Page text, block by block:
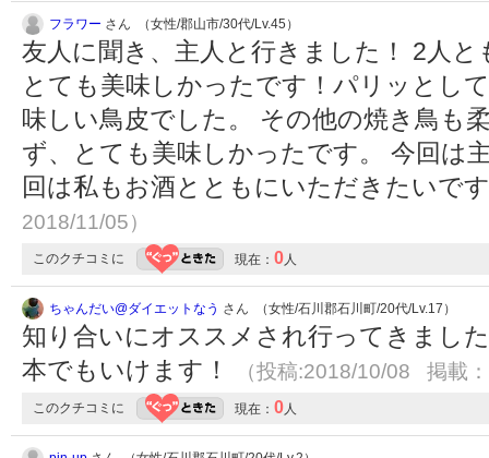
フラワー さん （女性/郡山市/30代/Lv.45）
友人に聞き、主人と行きました！ 2人
とても美味しかったです！パリッとし
味しい鳥皮でした。 その他の焼き鳥も
ず、とても美味しかったです。 今回は
回は私もお酒とともにいただきたいで
2018/11/05）
このクチコミに 現在： 0 人
ちゃんだい@ダイエットなう さん （女性/石川郡石川町/20代/Lv.17）
知り合いにオススメされ行ってきまし
本でもいけます！
（投稿:2018/10/08 掲載
このクチコミに 現在： 0 人